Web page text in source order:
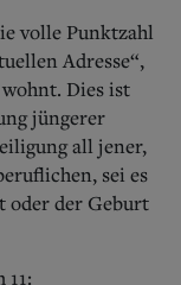
volle Punktzahl
Adresse“,
Dies ist
jüngerer
all jener,
sei es
oder der Geburt